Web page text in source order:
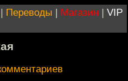
| Переводы | Магазин | VIP